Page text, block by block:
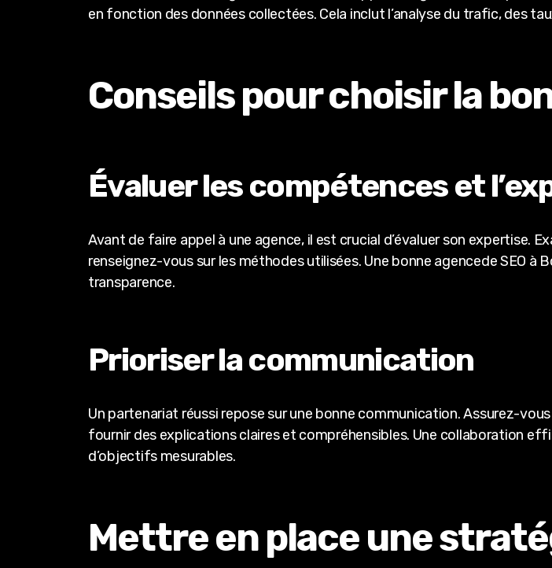
en fonction des données collectées. Cela inclut l’analyse du trafic, des
Conseils pour choisir la
Évaluer les compétences et
Avant de faire appel à une agence, il est crucial d’évaluer son expertise.
renseignez-vous sur les méthodes utilisées. Une bonne agencede SEO à
transparence.
Prioriser la communication
Un partenariat réussi repose sur une bonne communication. Assurez-
fournir des explications claires et compréhensibles. Une collaboration
d’objectifs mesurables.
Mettre en place une